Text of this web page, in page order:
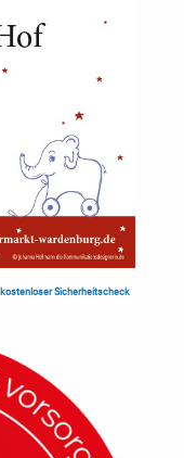
kostenloser Sicherheitscheck